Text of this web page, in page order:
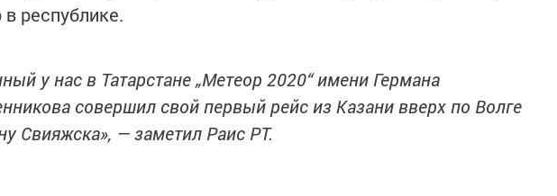
в республике.
у нас в Татарстане „Метеор 2020“ имени Германа
совершил свой первый рейс из Казани вверх по Волге
Свияжска», — заметил Раис РТ.